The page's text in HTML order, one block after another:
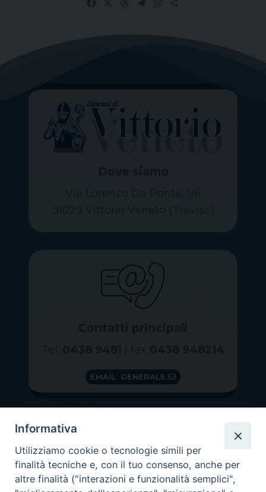
EMAIL GENERALE
Informativa
Utilizziamo cookie o tecnologie simili per
finalità tecniche e, con il tuo consenso, anche per
altre finalità ("interazioni e funzionalità semplici",